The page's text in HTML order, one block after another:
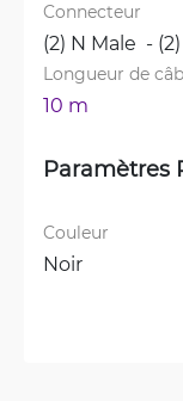
Connecteur
(2) N Male  -
Longueur de
10 m
Paramètres
Couleur
Noir